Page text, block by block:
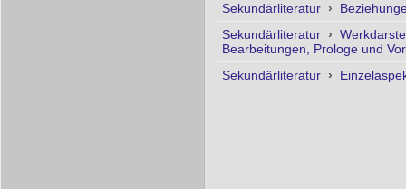
Sekundärliteratur ›
Sekundärliteratur ›
Bearbeitungen, Prologe und
Sekundärliteratur ›